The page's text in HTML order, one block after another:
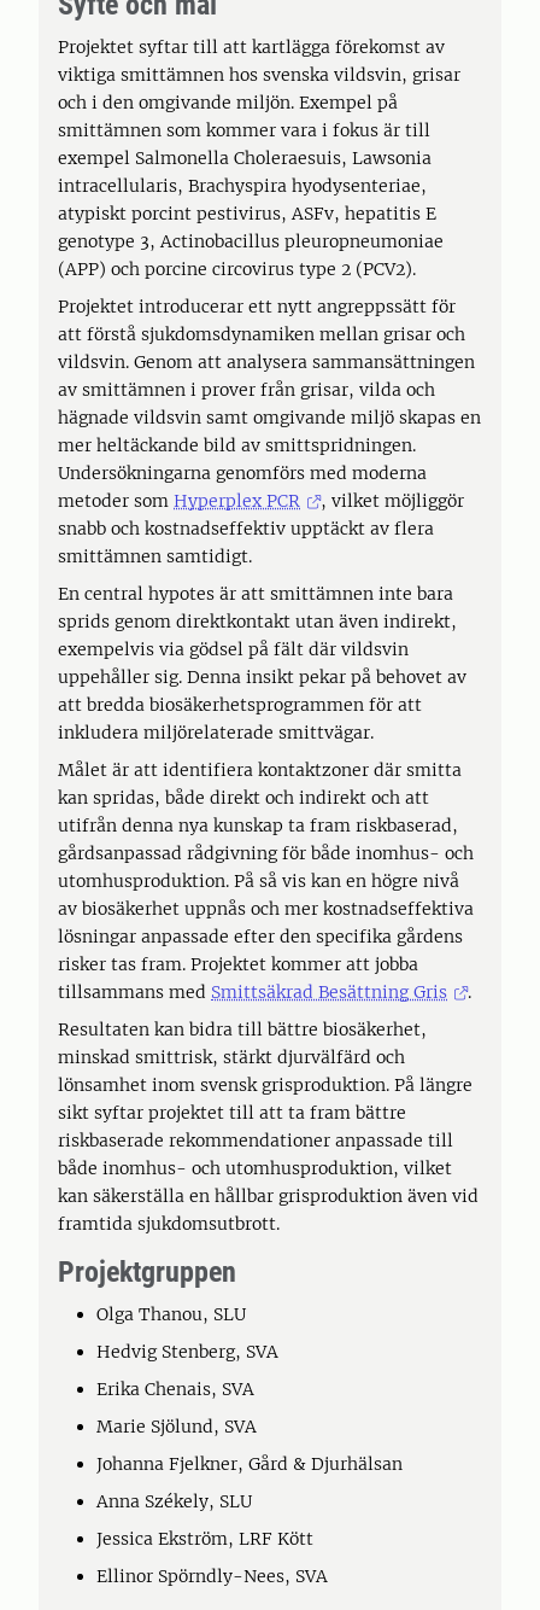
Projektet syftar till att kartlägga förekomst av
viktiga smittämnen hos svenska vildsvin, grisar
och i den omgivande miljön. Exempel på
smittämnen som kommer vara i fokus är till
exempel Salmonella Choleraesuis, Lawsonia
intracellularis, Brachyspira hyodysenteriae,
atypiskt porcint pestivirus, ASFv, hepatitis E
genotype 3, Actinobacillus pleuropneumoniae
(APP) och porcine circovirus type 2 (PCV2).
Projektet introducerar ett nytt angreppssätt för
att förstå sjukdomsdynamiken mellan grisar och
vildsvin. Genom att analysera sammansättningen
av smittämnen i prover från grisar, vilda och
hägnade vildsvin samt omgivande miljö skapas en
mer heltäckande bild av smittspridningen.
Undersökningarna genomförs med moderna
metoder som Hyperplex PCR
, vilket möjliggör
snabb och kostnadseffektiv upptäckt av flera
smittämnen samtidigt.
En central hypotes är att smittämnen inte bara
sprids genom direktkontakt utan även indirekt,
exempelvis via gödsel på fält där vildsvin
uppehåller sig. Denna insikt pekar på behovet av
att bredda biosäkerhetsprogrammen för att
inkludera miljörelaterade smittvägar.
Målet är att identifiera kontaktzoner där smitta
kan spridas, både direkt och indirekt och att
utifrån denna nya kunskap ta fram riskbaserad,
gårdsanpassad rådgivning för både inomhus- och
utomhusproduktion. På så vis kan en högre nivå
av biosäkerhet uppnås och mer kostnadseffektiva
lösningar anpassade efter den specifika gårdens
risker tas fram. Projektet kommer att jobba
tillsammans med Smittsäkrad Besättning Gris
.
Resultaten kan bidra till bättre biosäkerhet,
minskad smittrisk, stärkt djurvälfärd och
lönsamhet inom svensk grisproduktion. På längre
sikt syftar projektet till att ta fram bättre
riskbaserade rekommendationer anpassade till
både inomhus- och utomhusproduktion, vilket
kan säkerställa en hållbar grisproduktion även vid
framtida sjukdomsutbrott.
Projektgruppen
Olga Thanou, SLU
Hedvig Stenberg, SVA
Erika Chenais, SVA
Marie Sjölund, SVA
Johanna Fjelkner, Gård & Djurhälsan
Anna Székely, SLU
Jessica Ekström, LRF Kött
Ellinor Spörndly-Nees, SVA